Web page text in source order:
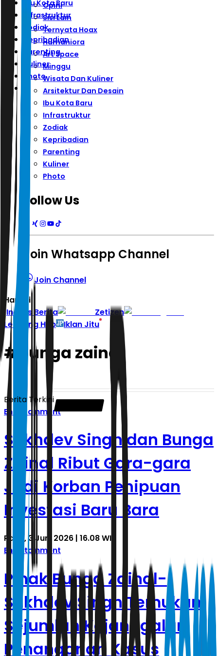
Ibu Kota Baru
Infrastruktur
Zodiak
Kepribadian
Parenting
Kuliner
Photo
Opini
Sisi Lain
Ternyata Hoax
Humaniora
Art Space
Minggu
Wisata Dan Kuliner
Arsitektur Dan Desain
Ibu Kota Baru
Infrastruktur
Zodiak
Kepribadian
Parenting
Kuliner
Photo
Follow Us
Join Whatsapp Channel
Join Channel
Hari ini
|Indeks Berita
Zetizen
Learning Hub
Iklan Jitu
# bunga zainal
Berita Terkini
Entertainment
Sukhdev Singh dan Bunga
Zainal Ribut Gara-gara
Jadi Korban Penipuan
Investasi Baru Bara
Rabu, 3 Juni 2026 | 16.08 WIB
Entertainment
Pihak Bunga Zainal-
Sukhdev Singh Temukan
Sejumlah Kejanggalan
Penanganan Kasus